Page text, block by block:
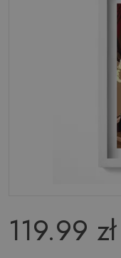
119.99 zł